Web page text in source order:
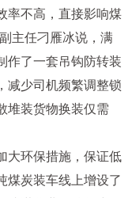
率不高，直接影响煤
主任刁雁冰说，满
作了一套吊钩防转装
减少司机频繁调整锁
堆装货物换装仅需
大环保措施，保证低
煤炭装车线上增设了